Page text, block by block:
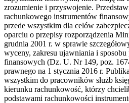
zrozumienie i przyswojenie.
rachunkowego instrumentów
przede wszystkim dla celów
oparciu o przepisy rozporządzenia
grudnia 2001 r. w sprawie
wyceny, zakresu ujawniania i
finansowych (Dz. U. Nr 149, poz.
prawnego na 1 stycznia 2016 r.
wszystkim do pracowników służb
kierunku rachunkowość, którzy
podstawami rachunkowości